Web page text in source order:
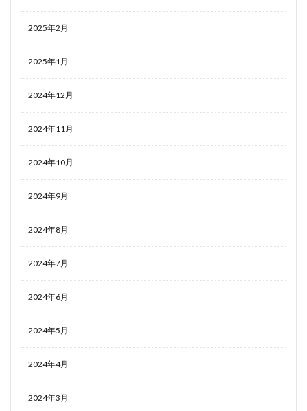
2025年2月
2025年1月
2024年12月
2024年11月
2024年10月
2024年9月
2024年8月
2024年7月
2024年6月
2024年5月
2024年4月
2024年3月